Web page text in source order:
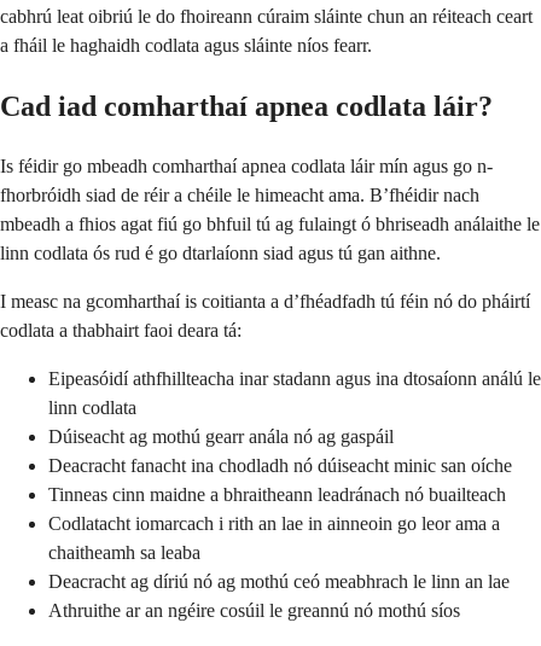
cabhrú leat oibriú le do fhoireann cúraim sláinte chun an réiteach ceart
a fháil le haghaidh codlata agus sláinte níos fearr.
Cad iad comharthaí apnea codlata láir?
Is féidir go mbeadh comharthaí apnea codlata láir mín agus go n-
fhorbróidh siad de réir a chéile le himeacht ama. B’fhéidir nach
mbeadh a fhios agat fiú go bhfuil tú ag fulaingt ó bhriseadh análaithe le
linn codlata ós rud é go dtarlaíonn siad agus tú gan aithne.
I measc na gcomharthaí is coitianta a d’fhéadfadh tú féin nó do pháirtí
codlata a thabhairt faoi deara tá:
Eipeasóidí athfhillteacha inar stadann agus ina dtosaíonn análú le
linn codlata
Dúiseacht ag mothú gearr anála nó ag gaspáil
Deacracht fanacht ina chodladh nó dúiseacht minic san oíche
Tinneas cinn maidne a bhraitheann leadránach nó buailteach
Codlatacht iomarcach i rith an lae in ainneoin go leor ama a
chaitheamh sa leaba
Deacracht ag díriú nó ag mothú ceó meabhrach le linn an lae
Athruithe ar an ngéire cosúil le greannú nó mothú síos